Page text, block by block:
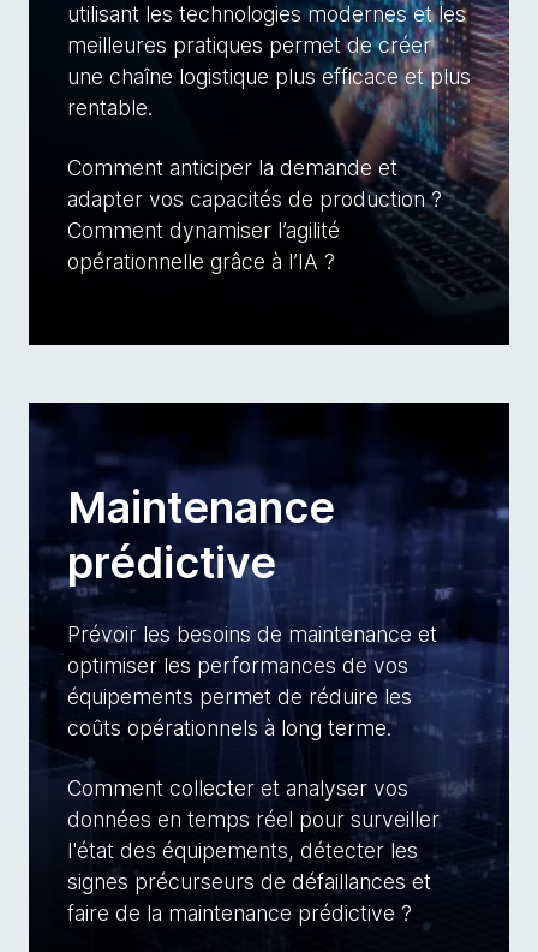
utilisant les technologies modernes et les
meilleures pratiques permet de créer
une chaîne logistique plus efficace et plus
rentable.
Comment anticiper la demande et
adapter vos capacités de production ?
Comment dynamiser l’agilité
opérationnelle grâce à l’IA ?
Maintenance
prédictive
Prévoir les besoins de maintenance et
optimiser les performances de vos
équipements permet de réduire les
coûts opérationnels à long terme.
Comment collecter et analyser vos
données en temps réel pour surveiller
l'état des équipements, détecter les
signes précurseurs de défaillances et
faire de la maintenance prédictive ?